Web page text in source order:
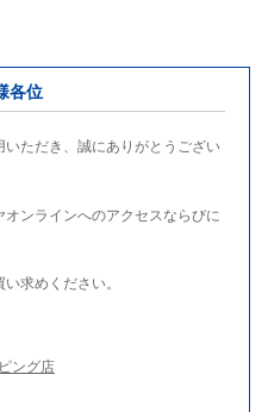
各位
ただき、誠にありがとうござい
ンラインへのアクセスならびに
求めください。
ング店